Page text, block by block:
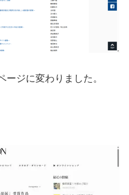
ジに変わりました。